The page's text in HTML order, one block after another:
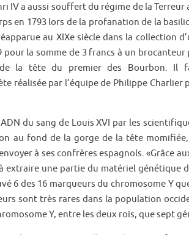
IV a aussi souffert du régime de la
en 1793 lors de la profanation de la
au XIXe siècle dans la collection
la somme de 3 francs à un brocanteur
de la tête du premier des Bourbon. Il
réalisée par l’équipe de Philippe
du sang de Louis XVI par les
au fond de la gorge de la tête
à ses confrères espagnols. «Grâce
une partie du matériel génétique
6 des 16 marqueurs du chromosome Y
sont très rares dans la population
Y, entre les deux rois, que sept